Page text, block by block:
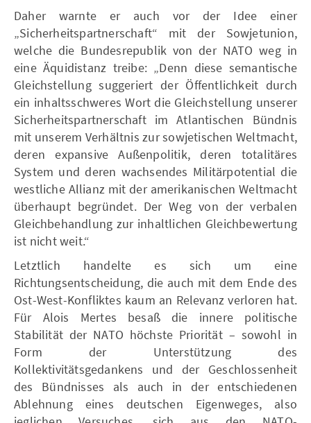
Daher warnte er auch vor der Idee einer
„Sicherheitspartnerschaft“ mit der Sowjetunion,
welche die Bundesrepublik von der NATO weg in
eine Äquidistanz treibe: „Denn diese semantische
Gleichstellung suggeriert der Öffentlichkeit durch
ein inhaltsschweres Wort die Gleichstellung unserer
Sicherheitspartnerschaft im Atlantischen Bündnis
mit unserem Verhältnis zur sowjetischen Weltmacht,
deren expansive Außenpolitik, deren totalitäres
System und deren wachsendes Militärpotential die
westliche Allianz mit der amerikanischen Weltmacht
überhaupt begründet. Der Weg von der verbalen
Gleichbehandlung zur inhaltlichen Gleichbewertung
ist nicht weit.“
Letztlich handelte es sich um eine
Richtungsentscheidung, die auch mit dem Ende des
Ost-West-Konfliktes kaum an Relevanz verloren hat.
Für Alois Mertes besaß die innere politische
Stabilität der NATO höchste Priorität – sowohl in
Form der Unterstützung des
Kollektivitätsgedankens und der Geschlossenheit
des Bündnisses als auch in der entschiedenen
Ablehnung eines deutschen Eigenweges, also